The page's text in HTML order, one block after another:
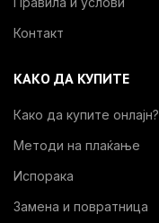
Контакт
КАКО ДА КУПИТЕ
Како да купите онлајн?
Методи на плаќање
Испорака
Замена и повратница